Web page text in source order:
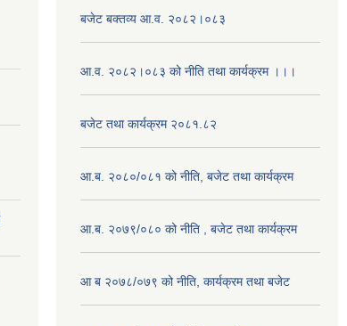
बजेट बक्तव्य आ.व. २०८२।०८३
आ.व. २०८२।०८३ को नीति तथा कार्यक्रम ।।।
बजेट तथा कार्यक्रम २०८१.८२
आ.ब. २०८०/०८१ को नीति, बजेट तथा कार्यक्रम
आ.ब. २०७९/०८० को नीति , बजेट तथा कार्यक्रम
आ ब २०७८/०७९ को नीति, कार्यक्रम तथा बजेट